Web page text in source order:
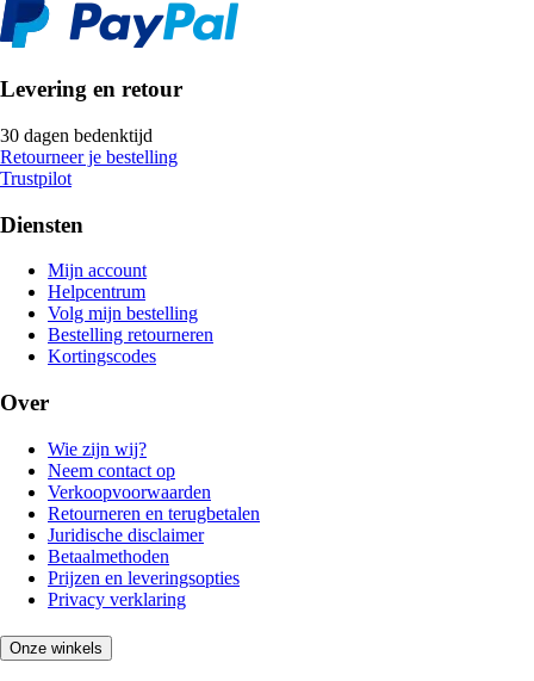
Levering en retour
30 dagen bedenktijd
Retourneer je bestelling
Trustpilot
Diensten
Mijn account
Helpcentrum
Volg mijn bestelling
Bestelling retourneren
Kortingscodes
Over
Wie zijn wij?
Neem contact op
Verkoopvoorwaarden
Retourneren en terugbetalen
Juridische disclaimer
Betaalmethoden
Prijzen en leveringsopties
Privacy verklaring
Onze winkels